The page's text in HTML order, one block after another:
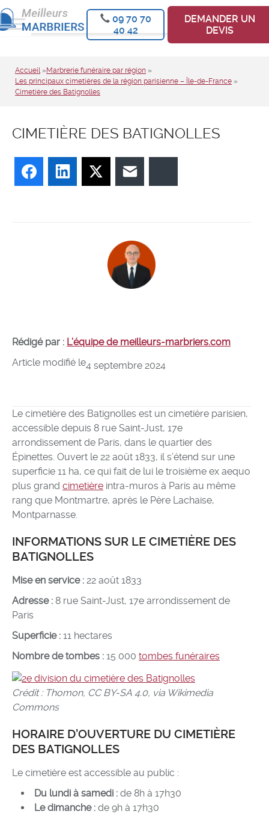
09 70 70
40 42
DEMANDER UN
DEVIS
Accueil»Marbrerie funéraire par région »
Les principaux cimetières de la région parisienne – Île-de-France »
Cimetière des Batignolles
CIMETIÈRE DES BATIGNOLLES
FacebookLinkedIn Twitter
Rédigé par : L’équipe de meilleurs-marbriers.com
Article modifié le4 septembre 2024
Le cimetière des Batignolles est un cimetière parisien,
accessible depuis 8 rue Saint-Just, 17e
arrondissement de Paris, dans le quartier des
Épinettes. Ouvert le 22 août 1833, il s’étend sur une
superficie 11 ha, ce qui fait de lui le troisième ex aequo
plus grand cimetière intra-muros à Paris au même
rang que Montmartre, après le Père Lachaise,
Montparnasse.
INFORMATIONS SUR LE CIMETIÈRE DES
BATIGNOLLES
Mise en service : 22 août 1833
Adresse : 8 rue Saint-Just, 17e arrondissement de
Paris
Superficie : 11 hectares
Nombre de tombes : 15 000 tombes funéraires
Crédit : Thomon, CC BY-SA 4.0, via Wikimedia
Commons
HORAIRE D’OUVERTURE DU CIMETIÈRE
DES BATIGNOLLES
Le cimetière est accessible au public :
Du lundi à samedi : de 8h à 17h30
Le dimanche : de 9h à 17h30